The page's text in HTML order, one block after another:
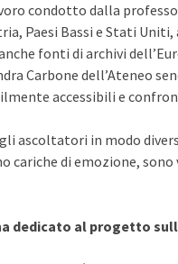
condotto dalla
Paesi Bassi e Stati
fonti di archivi
Carbone dell’Ateneo
accessibili e
ascoltatori in modo
cariche di emozione,
dedicato al progetto